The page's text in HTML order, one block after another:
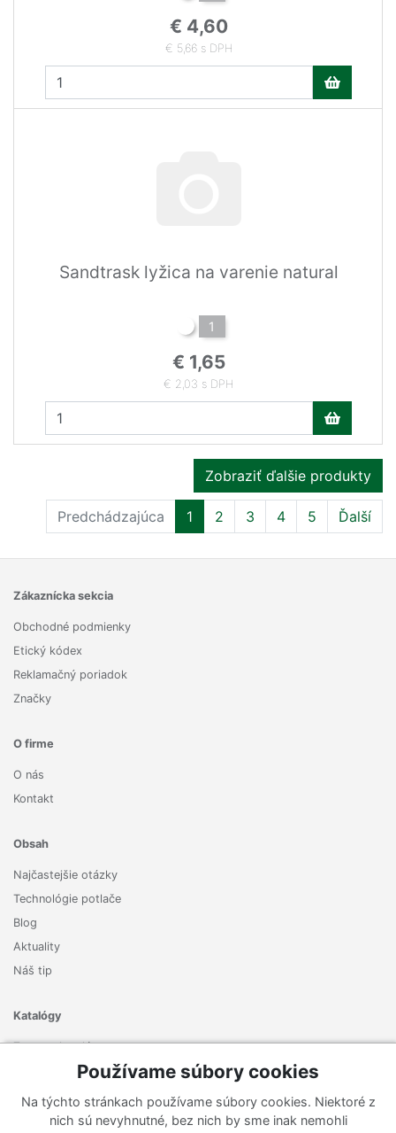
€ 4,60
€ 5,66 s DPH
Sandtrask lyžica na varenie natural
1
€ 1,65
€ 2,03 s DPH
Zobraziť ďalšie produkty
Predchádzajúca 1 2 3 4 5 Ďalší
Zákaznícka sekcia
Obchodné podmienky
Etický kódex
Reklamačný poriadok
Značky
O firme
O nás
Kontakt
Obsah
Najčastejšie otázky
Technológie potlače
Blog
Aktuality
Náš tip
Katalógy
Zoznam katalógov
Zaregistrujte sa k odberu nášho newslettera a nenechajte si
Používame súbory cookies
Na týchto stránkach používame súbory cookies. Niektoré z
nich sú nevyhnutné, bez nich by sme inak nemohli